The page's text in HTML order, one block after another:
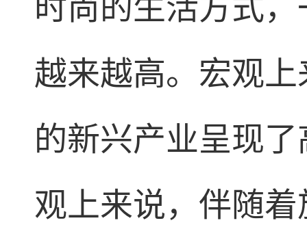
越来越高。宏观
的新兴产业呈现
观上来说，伴随